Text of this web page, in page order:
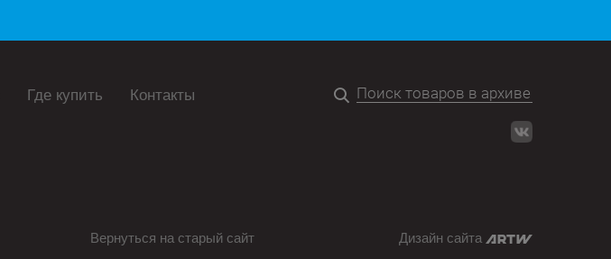
Где купить Контакты
Вернуться на старый сайт Дизайн сайта